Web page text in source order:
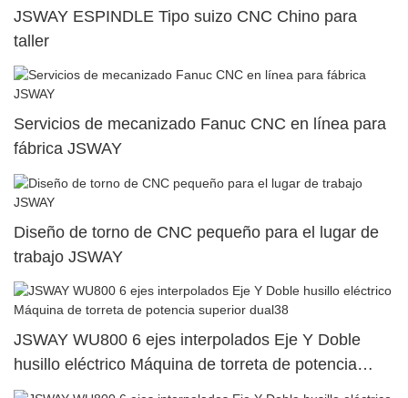
JSWAY ESPINDLE Tipo suizo CNC Chino para
taller
Servicios de mecanizado Fanuc CNC en línea para
fábrica JSWAY
Diseño de torno de CNC pequeño para el lugar de
trabajo JSWAY
JSWAY WU800 6 ejes interpolados Eje Y Doble
husillo eléctrico Máquina de torreta de potencia
superior dual38